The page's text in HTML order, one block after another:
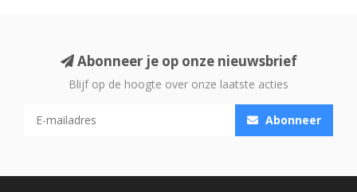
Abonneer je op onze nieuwsbrief
Blijf op de hoogte over onze laatste acties
Abonneer